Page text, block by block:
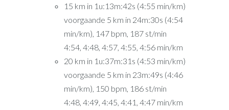
15 km in 1u:13m:42s (4:55 min/km)
voorgaande 5 km in 24m:30s (4:54
min/km), 147 bpm, 187 st/min
4:54, 4:48, 4:57, 4:55, 4:56 min/km
20 km in 1u:37m:31s (4:53 min/km)
voorgaande 5 km in 23m:49s (4:46
min/km), 150 bpm, 186 st/min
4:48, 4:49, 4:45, 4:41, 4:47 min/km